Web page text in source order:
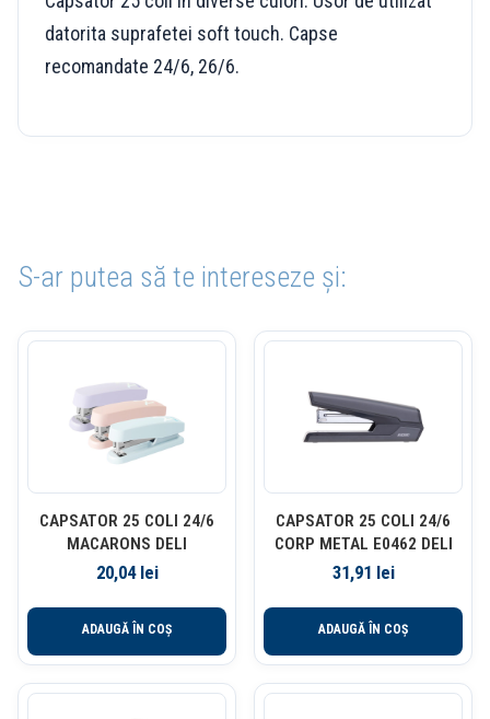
datorita suprafetei soft touch. Capse
recomandate 24/6, 26/6.
S-ar putea să te intereseze și:
CAPSATOR 25 COLI 24/6
MACARONS DELI
20,04 lei
ADAUGĂ ÎN COȘ
CAPSATOR 25 COLI 24/6
CORP METAL E0462 DELI
31,91 lei
ADAUGĂ ÎN COȘ